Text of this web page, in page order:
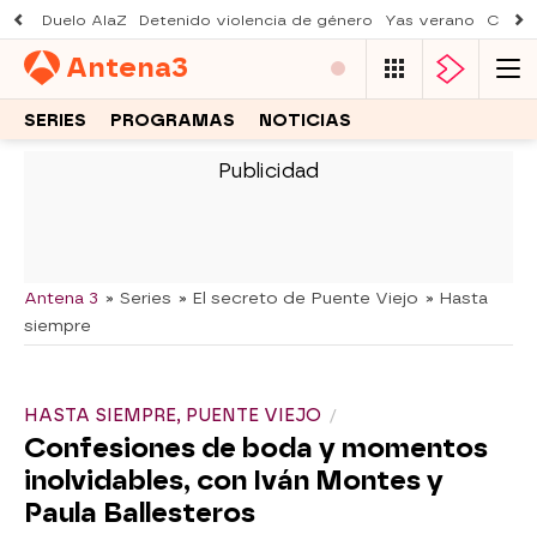
Duelo AlaZ Detenido violencia de género Yas verano
Antena3
SERIES PROGRAMAS NOTICIAS
Antena 3 » Series » El secreto de Puente Viejo » Hasta
siempre
HASTA SIEMPRE, PUENTE VIEJO
Confesiones de boda y momentos
inolvidables, con Iván Montes y
Paula Ballesteros